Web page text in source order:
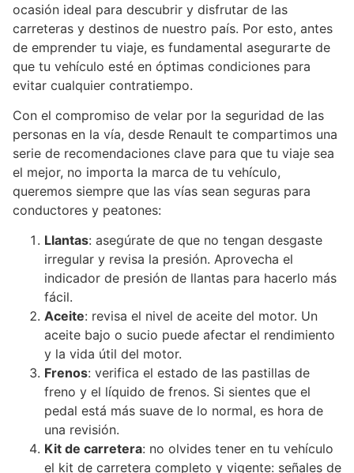
ocasión ideal para descubrir y disfrutar de las
carreteras y destinos de nuestro país. Por esto, antes
de emprender tu viaje, es fundamental asegurarte de
que tu vehículo esté en óptimas condiciones para
evitar cualquier contratiempo.
Con el compromiso de velar por la seguridad de las
personas en la vía, desde Renault te compartimos una
serie de recomendaciones clave para que tu viaje sea
el mejor, no importa la marca de tu vehículo,
queremos siempre que las vías sean seguras para
conductores y peatones:
Llantas: asegúrate de que no tengan desgaste
irregular y revisa la presión. Aprovecha el
indicador de presión de llantas para hacerlo más
fácil.
Aceite: revisa el nivel de aceite del motor. Un
aceite bajo o sucio puede afectar el rendimiento
y la vida útil del motor.
Frenos: verifica el estado de las pastillas de
freno y el líquido de frenos. Si sientes que el
pedal está más suave de lo normal, es hora de
una revisión.
Kit de carretera: no olvides tener en tu vehículo
el kit de carretera completo y vigente: señales de